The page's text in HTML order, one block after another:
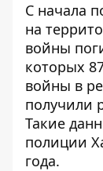
С начала
на
войны
которых
войны в
получили
Такие
полиции
года.